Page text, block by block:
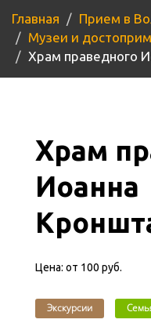
Главная
Прием в
Музеи и
Храм праведного
Храм
Иоанна
Цена: от 100 руб.
Экскурсии